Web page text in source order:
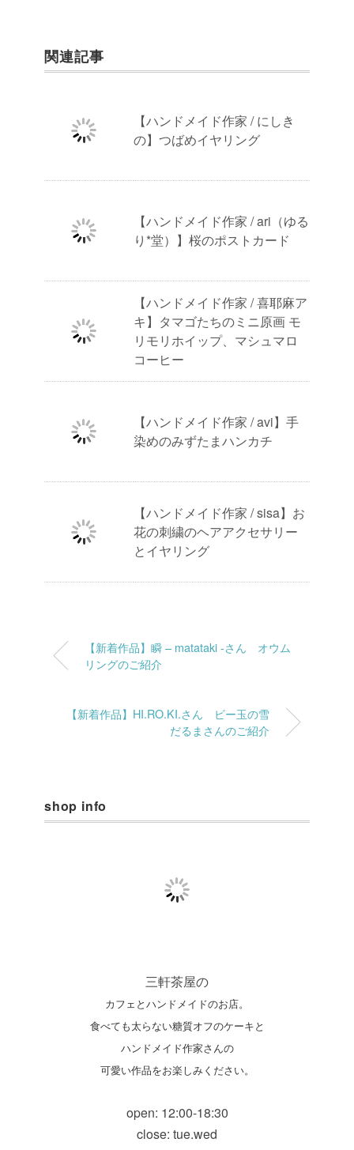
関連記事
【ハンドメイド作家 / にしき
の】つばめイヤリング
【ハンドメイド作家 / ari（ゆる
り*堂）】桜のポストカード
【ハンドメイド作家 / 喜耶麻ア
キ】タマゴたちのミニ原画 モ
リモリホイップ、マシュマロ
コーヒー
【ハンドメイド作家 / avi】手
染めのみずたまハンカチ
【ハンドメイド作家 / sisa】お
花の刺繍のヘアアクセサリー
とイヤリング
【新着作品】瞬 – matataki -さん オウム
リングのご紹介
【新着作品】HI.RO.KI.さん ビー玉の雪
だるまさんのご紹介
shop info
三軒茶屋の
カフェとハンドメイドのお店。
食べても太らない糖質オフのケーキと
ハンドメイド作家さんの
可愛い作品をお楽しみください。
open: 12:00-18:30
close: tue.wed